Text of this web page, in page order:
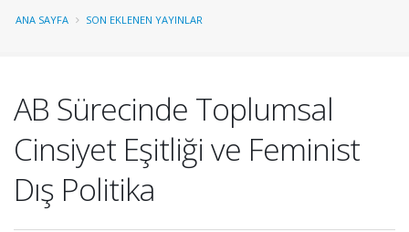
ANA SAYFA SON EKLENEN YAYINLAR
AB Sürecinde Toplumsal
Cinsiyet Eşitliği ve Feminist
Dış Politika